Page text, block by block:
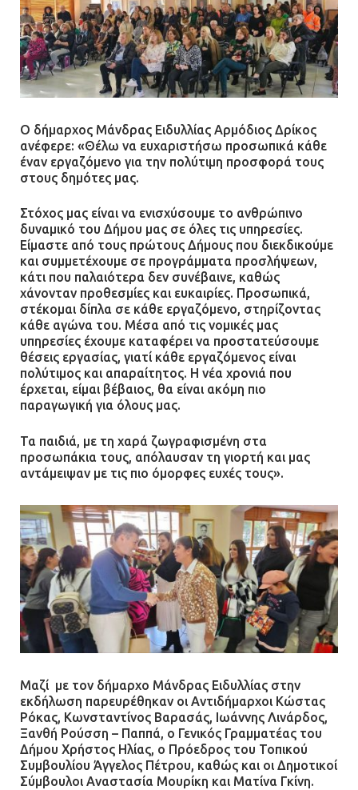
Ο δήμαρχος Μάνδρας Ειδυλλίας Αρμόδιος Δρίκος
ανέφερε: «Θέλω να ευχαριστήσω προσωπικά κάθε
έναν εργαζόμενο για την πολύτιμη προσφορά τους
στους δημότες μας.
Στόχος μας είναι να ενισχύσουμε το ανθρώπινο
δυναμικό του Δήμου μας σε όλες τις υπηρεσίες.
Είμαστε από τους πρώτους Δήμους που διεκδικούμε
και συμμετέχουμε σε προγράμματα προσλήψεων,
κάτι που παλαιότερα δεν συνέβαινε, καθώς
χάνονταν προθεσμίες και ευκαιρίες. Προσωπικά,
στέκομαι δίπλα σε κάθε εργαζόμενο, στηρίζοντας
κάθε αγώνα του. Μέσα από τις νομικές μας
υπηρεσίες έχουμε καταφέρει να προστατεύσουμε
θέσεις εργασίας, γιατί κάθε εργαζόμενος είναι
πολύτιμος και απαραίτητος. Η νέα χρονιά που
έρχεται, είμαι βέβαιος, θα είναι ακόμη πιο
παραγωγική για όλους μας.
Τα παιδιά, με τη χαρά ζωγραφισμένη στα
προσωπάκια τους, απόλαυσαν τη γιορτή και μας
αντάμειψαν με τις πιο όμορφες ευχές τους».
Μαζί με τον δήμαρχο Μάνδρας Ειδυλλίας στην
εκδήλωση παρευρέθηκαν οι Αντιδήμαρχοι Κώστας
Ρόκας, Κωνσταντίνος Βαρασάς, Ιωάννης Λινάρδος,
Ξανθή Ρούσση – Παππά, ο Γενικός Γραμματέας του
Δήμου Χρήστος Ηλίας, ο Πρόεδρος του Τοπικού
Συμβουλίου Άγγελος Πέτρου, καθώς και οι Δημοτικοί
Σύμβουλοι Αναστασία Μουρίκη και Ματίνα Γκίνη.